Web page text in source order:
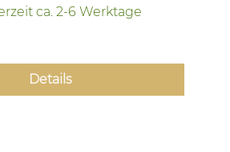
ca. 2-6 Werktage
Details